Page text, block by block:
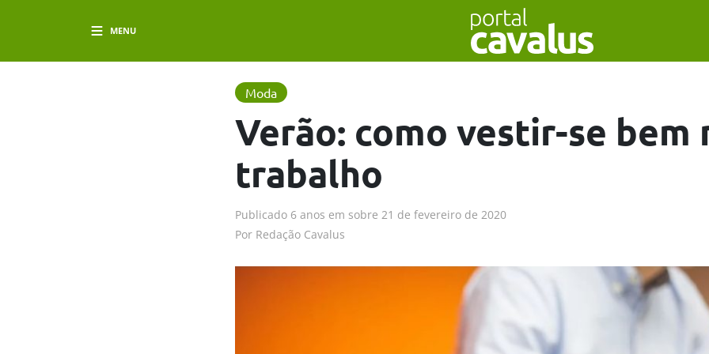
MENU
Moda
Verão: como vestir-se bem
trabalho
Publicado 6 anos em sobre 21 de fevereiro de 2020
Por Redação Cavalus